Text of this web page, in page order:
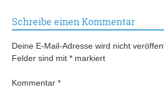
Schreibe einen Kommentar
Deine E-Mail-Adresse wird nicht
Felder sind mit * markiert
Kommentar *